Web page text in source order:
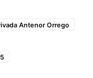
Antenor Orrego